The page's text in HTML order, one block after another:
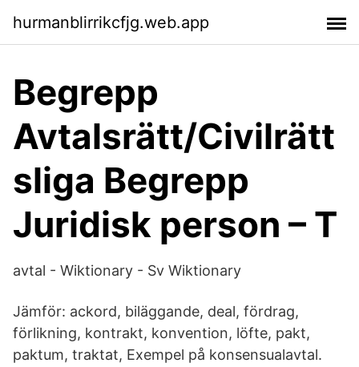
hurmanblirrikcfjg.web.app
Begrepp
Avtalsrätt/Civilrätt
sliga Begrepp
Juridisk person – T
avtal - Wiktionary - Sv Wiktionary
Jämför: ackord, biläggande, deal, fördrag,
förlikning, kontrakt, konvention, löfte, pakt,
paktum, traktat, Exempel på konsensualavtal.